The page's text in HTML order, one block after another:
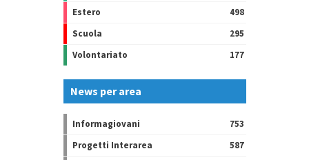
Estero
498
Scuola
295
Volontariato
177
News per area
Informagiovani
753
Progetti Interarea
587